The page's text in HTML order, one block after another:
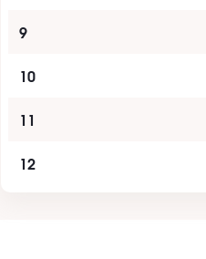
9
10
11
12